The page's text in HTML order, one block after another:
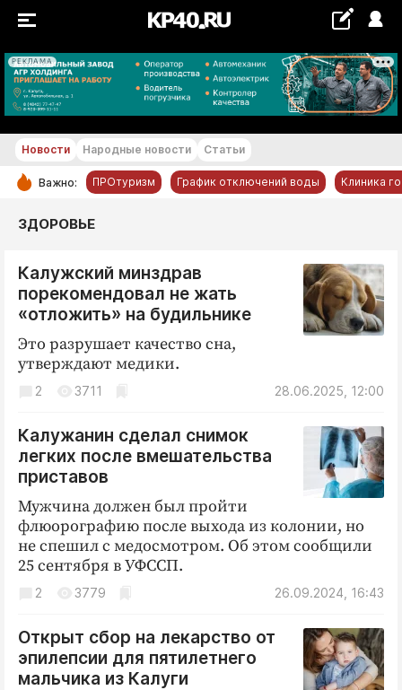
РЕКЛАМА
+29...+30 °С
РУБРИКИ
Новости компаний
Статьи
Авто и транспорт
Благоустройство
Культура
Недвижимость и ЖКХ
Общество
Погода
Праздники
Происшествия
Спорт
Экономика и бизнес
Новости Народные новости Статьи
Важно: ПРОтуризм График отключений воды Клиника
ЗДОРОВЬЕ
Калужский минздрав
порекомендовал не жать
«отложить» на будильнике
Это разрушает качество сна,
утверждают медики.
28.06.2025, 12:00
2 3711
Калужанин сделал снимок
легких после вмешательства
приставов
Мужчина должен был пройти
флюорографию после выхода из колонии, но
не спешил с медосмотром. Об этом сообщили
25 сентября в УФССП.
26.09.2024, 16:43
2 3779
Открыт сбор на лекарство от
эпилепсии для пятилетнего
мальчика из Калуги